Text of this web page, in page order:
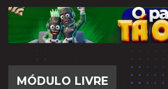
MÓDULO LIVRE